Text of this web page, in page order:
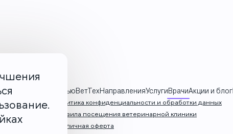
О НьюВетТехНаправленияУслуги ВрачиАкции и блог
Политика конфиденциальности и обработки данных
Правила посещения ветеринарной клиники
Публичная оферта